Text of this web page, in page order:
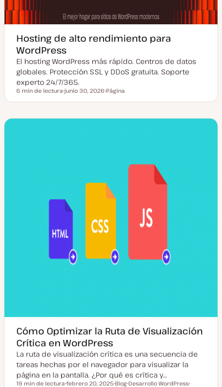
Hosting de alto rendimiento para
WordPress
El hosting WordPress más rápido. Centros de datos
globales. Protección SSL y DDoS gratuita. Soporte
experto 24/7/365.
Tiempo de lectura
6 min de lectura
e
junio 30, 2026
i
Página
Cómo Optimizar la Ruta de Visualización
Crítica en WordPress
La ruta de visualización crítica es una secuencia de
tareas hechas por el navegador para visualizar la
página en la pantalla. ¿Por qué es crítica y…
19 min de lectura febrero 20, 2025 Blog Desarrollo WordPress